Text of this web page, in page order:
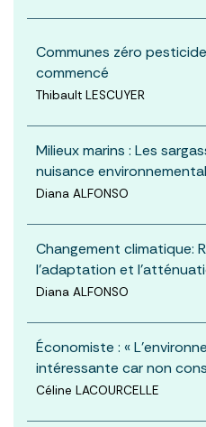
Communes zéro
commencé
Thibault LESCUYER
Milieux marins : Les
nuisance
Diana ALFONSO
Changement climatique:
l’adaptation et
Diana ALFONSO
Économiste : «
intéressante car non
Céline LACOURCELLE